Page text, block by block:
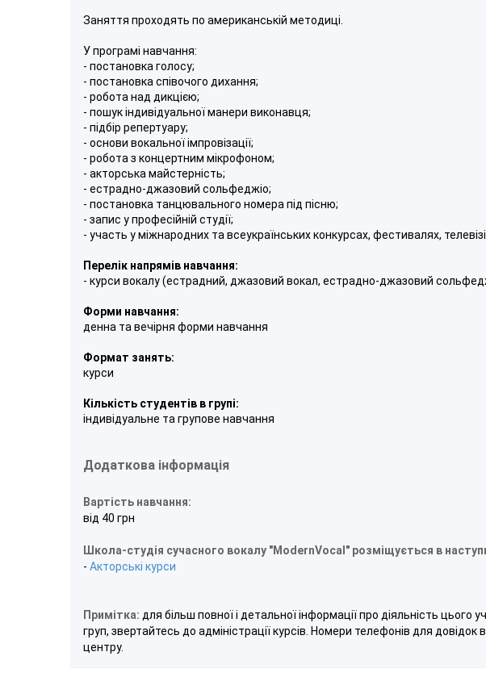
Заняття проходять по американській методиці.
У програмі навчання:
- постановка голосу;
- постановка співочого дихання;
- робота над дикцією;
- пошук індивідуальної манери виконавця;
- підбір репертуару;
- основи вокальної імпровізації;
- робота з концертним мікрофоном;
- акторська майстерність;
- естрадно-джазовий сольфеджіо;
- постановка танцювального номера під пісню;
- запис у професійній студії;
- участь у міжнародних та всеукраїнських конкурсах, фестивалях,
Перелік напрямів навчання:
- курси вокалу (естрадний, джазовий вокал, естрадно-джазовий
Форми навчання:
денна та вечірня форми навчання
Формат занять:
курси
Кількість студентів в групі:
індивідуальне та групове навчання
Додаткова інформація
Вартість навчання:
від 40 грн
Школа-студія сучасного вокалу "ModernVocal" розміщується в
- Акторські курси
Примітка: для більш повної і детальної інформації про діяльність цього
груп, звертайтесь до адміністрації курсів. Номери телефонів для довідок
центру.